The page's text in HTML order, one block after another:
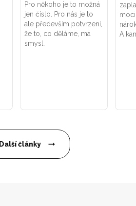
Pro někoho je to možná
jen číslo. Pro nás je to
ale především potvrzení,
že to, co děláme, má
smysl.
A
Další články